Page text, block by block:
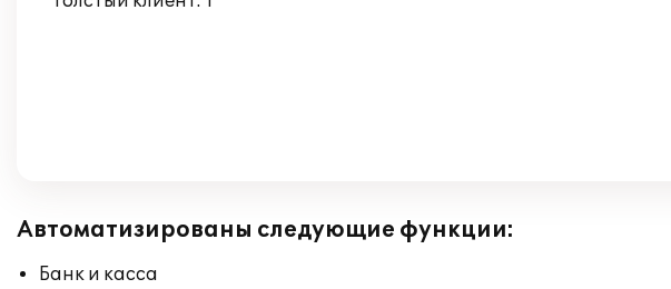
Автоматизированы следующие функции:
Банк и касса